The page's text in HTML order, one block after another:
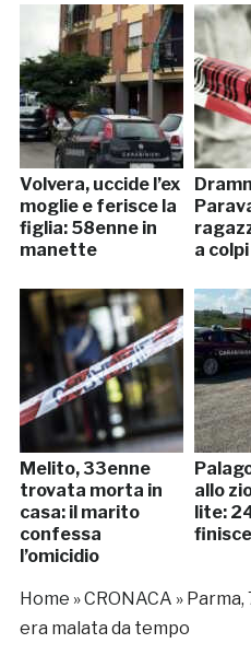
Volvera, uccide l’ex
moglie e ferisce la
figlia: 58enne in
manette
a
Melito, 33enne
trovata morta in
casa: il marito
confessa
l’omicidio
allo
lite:
Home »CRONACA »
era malata da tempo